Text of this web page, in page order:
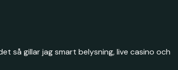
så gillar jag smart belysning, live casino och